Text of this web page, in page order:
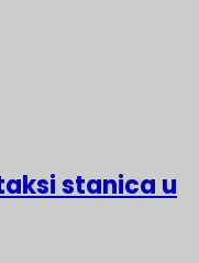
stanica u